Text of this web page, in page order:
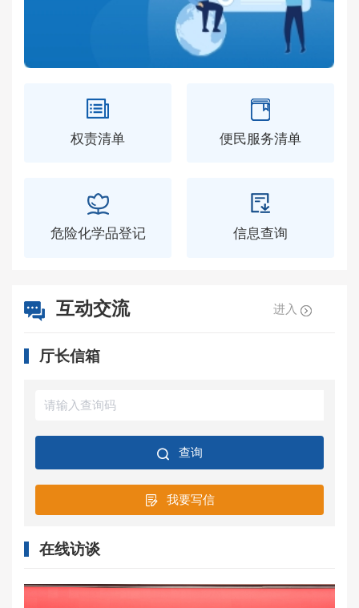
权责清单 便民服务清单
危险化学品登记 信息查询
互动交流 进入
厅长信箱
查询
我要写信
在线访谈